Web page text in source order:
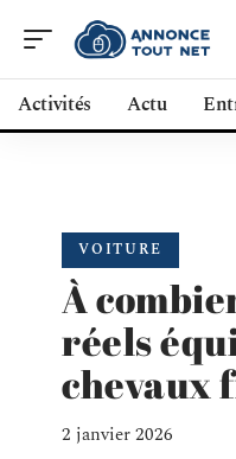
Activités Actu
VOITURE
À
réels
chevaux
2 janvier 2026